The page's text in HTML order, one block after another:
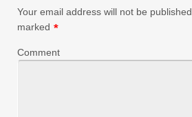
Your email address will not be published.
marked *
Comment